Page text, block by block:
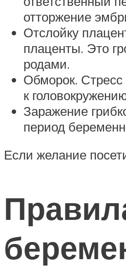
отторжение
Отслойку
плаценты. Это
родами.
Обморок. Стресс
к
Заражение
период
Если желание